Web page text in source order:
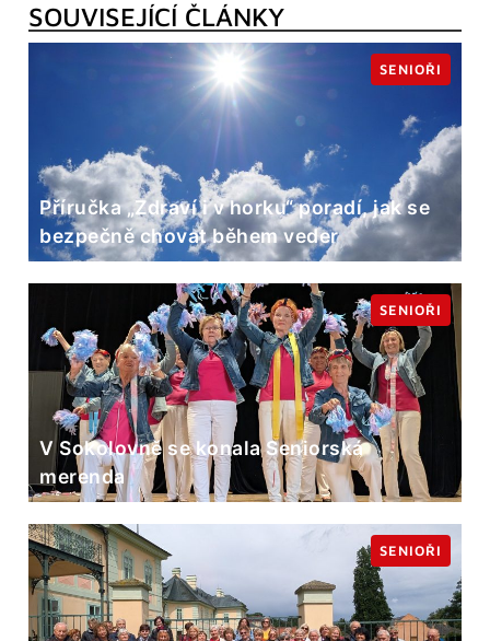
SOUVISEJÍCÍ ČLÁNKY
Příručka „Zdraví i v horku“ poradí, jak se
bezpečně chovat během veder
SENIOŘI
V Sokolovně se konala Seniorská
merenda
SENIOŘI
SENIOŘI